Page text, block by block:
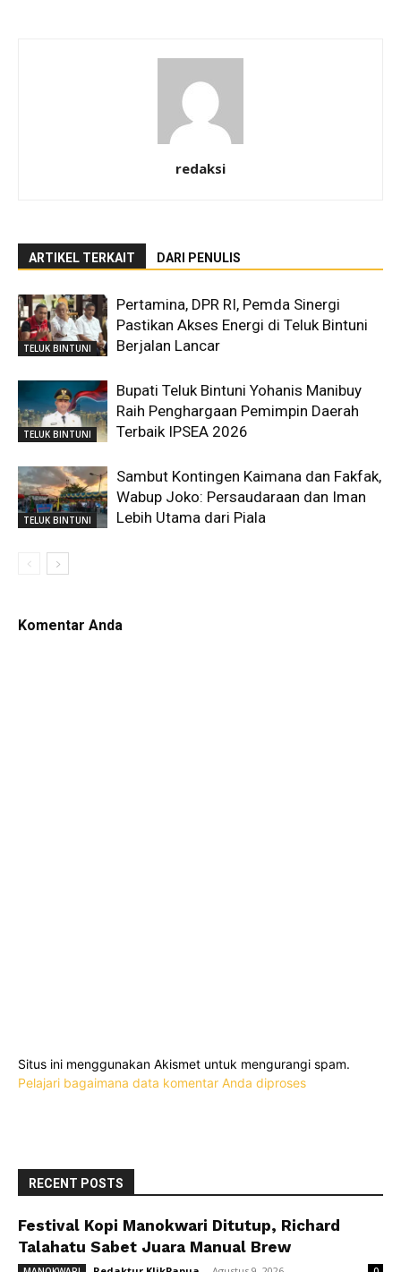
redaksi
ARTIKEL TERKAIT DARI PENULIS
TELUK BINTUNI
Pertamina, DPR RI, Pemda Sinergi
Pastikan Akses Energi di Teluk Bintuni
Berjalan Lancar
TELUK BINTUNI
Bupati Teluk Bintuni Yohanis Manibuy
Raih Penghargaan Pemimpin Daerah
Terbaik IPSEA 2026
TELUK BINTUNI
Sambut Kontingen Kaimana dan Fakfak,
Wabup Joko: Persaudaraan dan Iman
Lebih Utama dari Piala
Komentar Anda
Situs ini menggunakan Akismet untuk mengurangi spam.
Pelajari bagaimana data komentar Anda diproses
RECENT POSTS
Festival Kopi Manokwari Ditutup, Richard
Talahatu Sabet Juara Manual Brew